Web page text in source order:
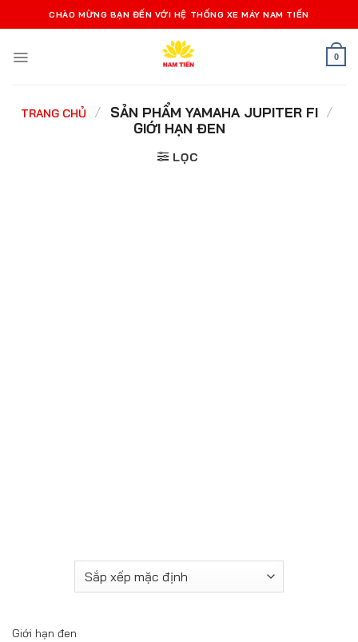
qua
dung
CHÀO MỪNG BẠN ĐẾN VỚI HỆ THỐNG XE MÁY NAM TIẾN
0
TRANG CHỦ / SẢN PHẨM YAMAHA JUPITER FI /
GIỚI HẠN ĐEN
LỌC
Giới hạn đen